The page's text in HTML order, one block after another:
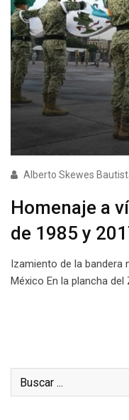
Alberto Skewes
Homenaje a
de 1985 y
Izamiento de la bandera
México En la plancha